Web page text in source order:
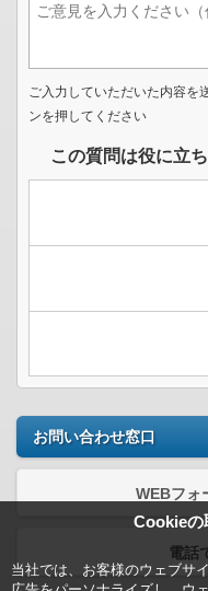
Cookieの
当社では、お客様のウェブサ
ご入力していただいた内容を
ンを押してください
この質問は役に立
お問い合わせ窓口
WEBフォ
電話